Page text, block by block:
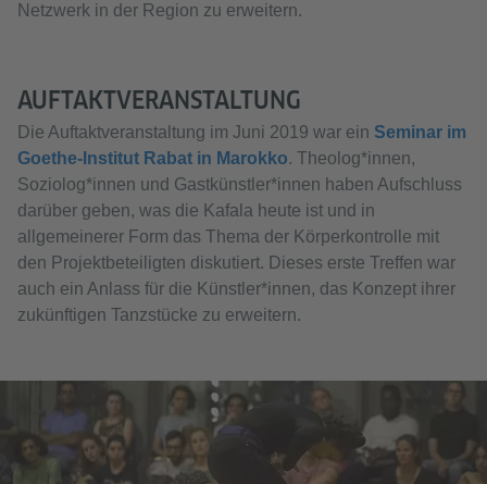
Netzwerk in der Region zu erweitern.
AUFTAKTVERANSTALTUNG
Die Auftaktveranstaltung im Juni 2019 war ein Seminar im
Goethe-Institut Rabat in Marokko. Theolog*innen,
Soziolog*innen und Gastkünstler*innen haben Aufschluss
darüber geben, was die Kafala heute ist und in
allgemeinerer Form das Thema der Körperkontrolle mit
den Projektbeteiligten diskutiert. Dieses erste Treffen war
auch ein Anlass für die Künstler*innen, das Konzept ihrer
zukünftigen Tanzstücke zu erweitern.